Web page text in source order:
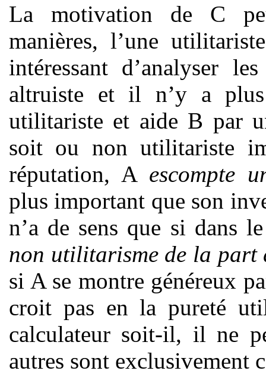
La motivation de C
manières, l’une
intéressant d’analyser
altruiste et il n’y a
utilitariste et aide B par
soit ou non utilitariste
réputation, A escompte
plus important que son
n’a de sens que si dans
non utilitarisme de la part
si A se montre généreux
croit pas en la pureté
calculateur soit-il, il ne
autres sont exclusivement